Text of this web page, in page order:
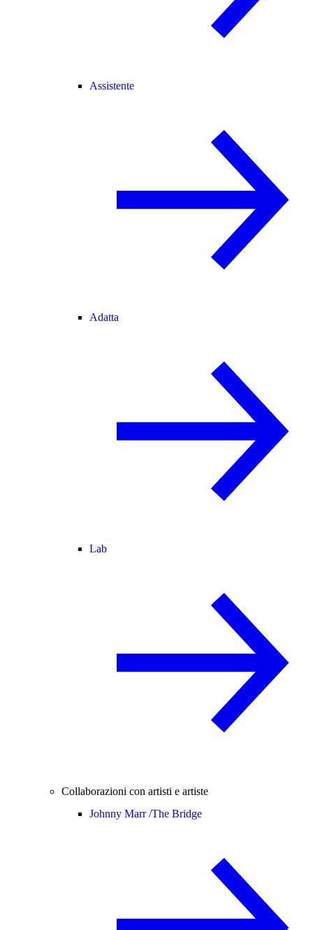
Assistente
Adatta
Lab
Collaborazioni con artisti e artiste
Johnny Marr /The Bridge